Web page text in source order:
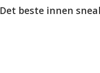
Det beste innen